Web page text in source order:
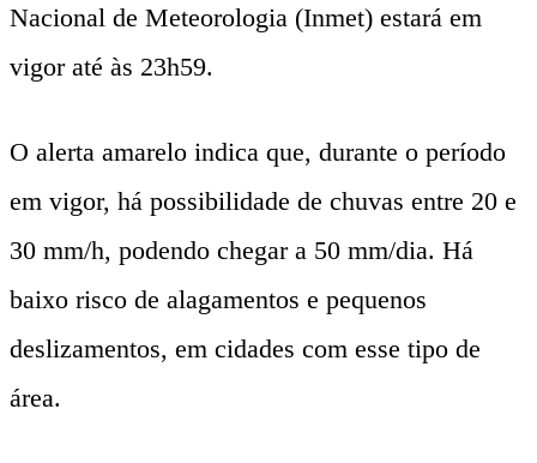
Nacional de Meteorologia (Inmet) estará em
vigor até às 23h59.
O alerta amarelo indica que, durante o período
em vigor, há possibilidade de chuvas entre 20 e
30 mm/h, podendo chegar a 50 mm/dia. Há
baixo risco de alagamentos e pequenos
deslizamentos, em cidades com esse tipo de
área.